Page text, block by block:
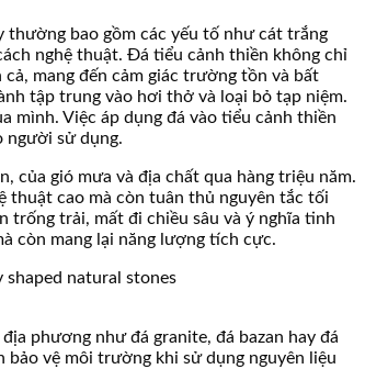
thường bao gồm các yếu tố như cát trắng
nghệ thuật. Đá tiểu cảnh thiền không chỉ
mang đến cảm giác trường tồn và bất
tập trung vào hơi thở và loại bỏ tạp niệm.
mình. Việc áp dụng đá vào tiểu cảnh thiền
người sử dụng.
của gió mưa và địa chất qua hàng triệu năm.
thuật cao mà còn tuân thủ nguyên tắc tối
trống trải, mất đi chiều sâu và ý nghĩa tinh
còn mang lại năng lượng tích cực.
phương như đá granite, đá bazan hay đá
vệ môi trường khi sử dụng nguyên liệu